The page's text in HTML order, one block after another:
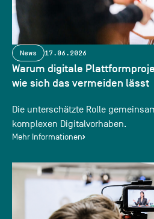
News 17.06.2026
Warum digitale
wie sich das vermeiden lässt
Die unterschätzte Rolle
komplexen Digitalvorhaben.
Mehr Informationen